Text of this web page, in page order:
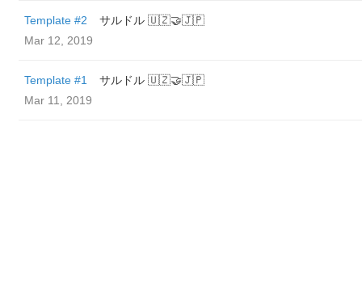
Template #2
サルドル 🇺🇿🤝🇯🇵
Mar 12, 2019
Template #1
サルドル 🇺🇿🤝🇯🇵
Mar 11, 2019